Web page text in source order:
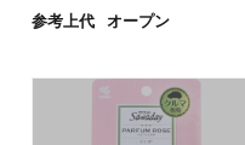
参考上代 オープン